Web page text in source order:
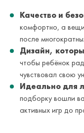
Качество и
комфортно, а
после
Дизайн,
чтобы ребёнок
чувствовал свою
Идеально для
подборку вошли
активных игр до